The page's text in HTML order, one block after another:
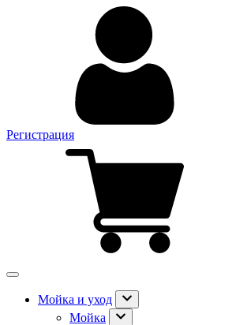
Регистрация
Мойка и уход
Мойка